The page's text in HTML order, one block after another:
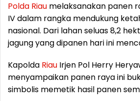
Polda Riau melaksanakan panen
IV dalam rangka mendukung
nasional. Dari lahan seluas 8,2
jagung yang dipanen hari ini
Kapolda Riau Irjen Pol Herry
menyampaikan panen raya ini
simbolis memetik hasil panen